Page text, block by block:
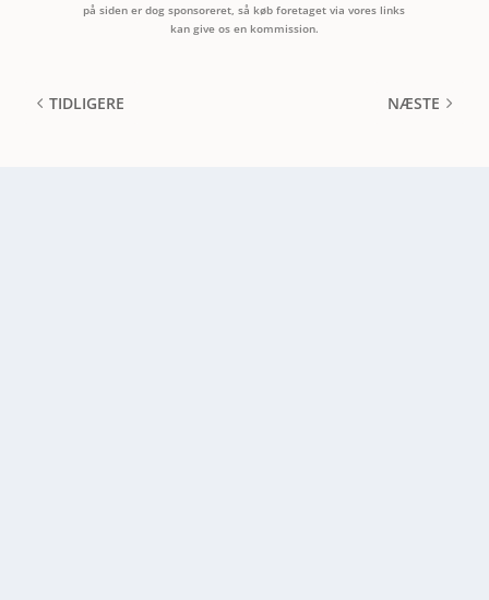
på siden er dog sponsoreret, så køb foretaget via vores links
kan give os en kommission.
TIDLIGERE NÆSTE